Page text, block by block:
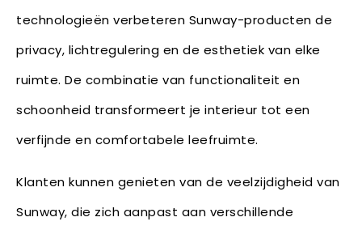
technologieën verbeteren Sunway-producten de
privacy, lichtregulering en de esthetiek van elke
ruimte. De combinatie van functionaliteit en
schoonheid transformeert je interieur tot een
verfijnde en comfortabele leefruimte.
Klanten kunnen genieten van de veelzijdigheid van
Sunway, die zich aanpast aan verschillende